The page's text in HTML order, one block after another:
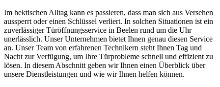
Im hektischen Alltag kann es passieren, dass man sich aus Versehen
aussperrt oder einen Schlüssel verliert. In solchen Situationen ist ein
zuverlässiger Türöffnungsservice in Beelen rund um die Uhr
unerlässlich.​ Unser Unternehmen bietet Ihnen genau diesen Service
an.​ Unser Team von erfahrenen Technikern steht Ihnen Tag und
Nacht zur Verfügung, um Ihre Türprobleme schnell und effizient zu
lösen.​ In diesem Abschnitt geben wir Ihnen einen Überblick über
unsere Dienstleistungen und wie wir Ihnen helfen können.​